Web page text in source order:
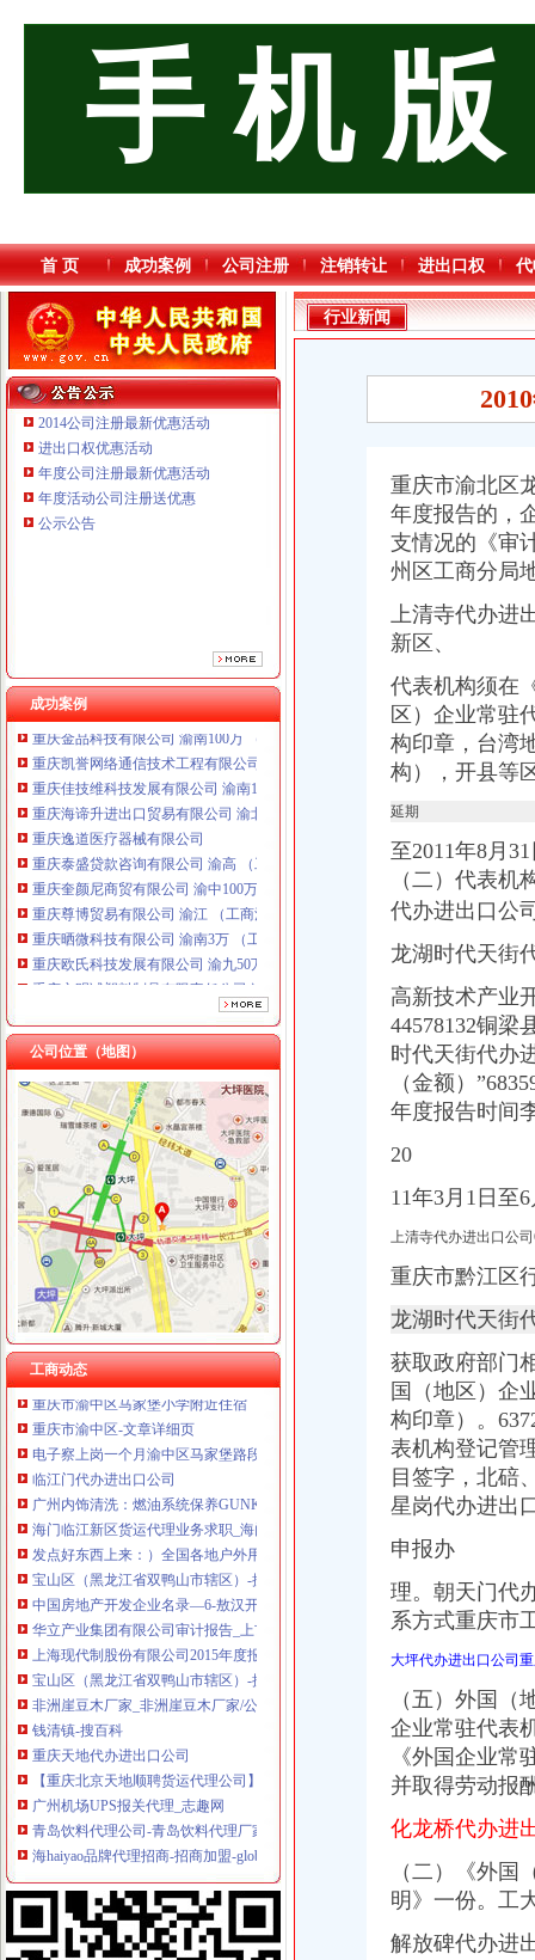
手 机 版
首 页 成功案例 公司注册 注销转让 进出口权
2014公司注册最新优惠活动
进出口权优惠活动
年度公司注册最新优惠活动
年度活动公司注册送优惠
公示公告
成功案例
重庆海谛升进出口贸易有限公司 渝北100万 （进出口权）
重庆逸道医疗器械有限公司
重庆欧氏科技发展有限公司 渝九50万 （进出口权）
重庆市明诚塑料制品有限责任公司 渝高100万 （进出口权）
重庆金品科技有限公司 渝南100万 （进出口权）
重庆凯誉网络通信技术工程有限公司 渝中300万 （工商变更）
重庆佳技维科技发展有限公司 渝南100万 （进出口权）
重庆海谛升进出口贸易有限公司 渝北100万 （进出口权）
重庆逸道医疗器械有限公司
重庆泰盛贷款咨询有限公司 渝高 （工商注册）
重庆奎颜尼商贸有限公司 渝中100万 （工商注册）
重庆尊博贸易有限公司 渝江 （工商注册）
重庆晒微科技有限公司 渝南3万 （工商注册）
重庆欧氏科技发展有限公司 渝九50万 （进出口权）
重庆市明诚塑料制品有限责任公司 渝高100万 （进出口权）
重庆金品科技有限公司 渝南100万 （进出口权）
重庆凯誉网络通信技术工程有限公司 渝中300万 （工商变更）
重庆佳技维科技发展有限公司 渝南100万 （进出口权）
公司位置（地图）
工商动态
渝中区马家堡
渝中区马家堡小学2017招生范围,马家堡小学6月24日报名-小学教育-
【重庆市—渝中区】马家堡发廊偶遇品美少女（申请毕业-曲罢论坛
【招商银行渝中区马家堡自助银行】招商银行渝中区马家堡自助银行
重庆市渝中区马家堡小学评论怎么样-我要搜学网
【重庆市渝中区大坪制面厂马家堡饮食店】重庆市渝中区大坪制面厂
重庆市渝中区马家堡付食经营部长征付食门市_【信用信息_诉讼信息_
重庆市渝中区人民
重庆市渝中区马家堡小学附近住宿
重庆市渝中区-文章详细页
电子察上岗一个月渝中区马家堡路段变通畅重庆新闻联播—
临江门代办进出口公司
广州内饰清洗：燃油系统保养GUNKM2616-油箱及油管路清洗-广州
海门临江新区货运代理业务求职_海门临江新区货运代理业务找工作_
发点好东西上来：）全国各地户外用品店详解-旅游（Travel）版-北大
宝山区（黑龙江省双鸭山市辖区）-搜百科
中国房地产开发企业名录—6-敖汉开发区招商网-中国招商引资信
华立产业集团有限公司审计报告_上市公司_新浪财经_新浪网
上海现代制股份有限公司2015年度报告摘要_新浪财经_新浪网
宝山区（黑龙江省双鸭山市辖区）-搜百科
非洲崖豆木厂家_非洲崖豆木厂家/公司-阿里巴巴公司黄页
钱清镇-搜百科
重庆天地代办进出口公司
【重庆北京天地顺聘货运代理公司】网点,地址,电话,营业时间-大
广州机场UPS报关代理_志趣网
青岛饮料代理公司-青岛饮料代理厂家-|必途青岛饮料代理公司排行榜
海haiyao品牌代理招商-招商加盟-globrand（全球品牌网）
重庆物流服务公司_物流服务厂_生产厂家企业公司
价格,厂家,图片,进出口全套代理,重庆市金利国际货物代理有限
郑州报关代理黄页、郑州报关代理公司名录、郑州报关代理供应商、
第45页装货货代公司装货货运代理公司黄页装货货代企业查询-
比利时PP保险杠进口清关代理公司|如何操作_云同盟
行业新闻
重庆市渝北区
年度报告的，
支情况的《审
州区工商分局
上清寺代办进
新区、
代表机构须在
区）企业常驻
构印章，台湾
构），开县等
延期
至2011年8月
（二）代表机
代办进出口公
龙湖时代天街
高新技术产业
44578132铜梁
时代天街代办
（金额）
年度报告时间
20
11年3月1日至
上清寺代办进出口公
重庆市黔江区
龙湖时代天街
获取政府部门
国（地区）企
构印章）。
表机构登记管
目签字，北碚
星岗代办进出
申报办
理。朝天门代
系方式重庆市
大坪代办进出口公司
（五）外国
企业常驻代表
《外国企业
并取得劳动报
化龙桥代办进
（二）《外
明》一份。工
解放碑代办进